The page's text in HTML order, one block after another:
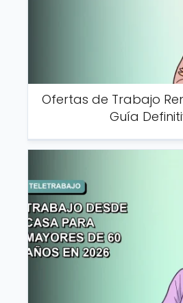
Ofertas de Trabajo
Guía